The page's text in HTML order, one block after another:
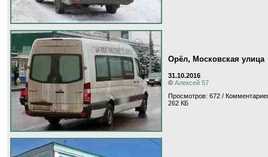
Орёл, Московская улица
31.10.2016
© Алексей 57
Просмотров: 672 /
262 КБ